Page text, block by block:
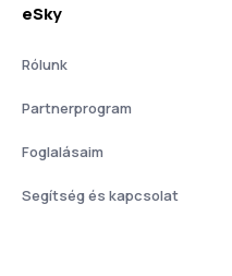
eSky
Rólunk
Partnerprogram
Foglalásaim
Segítség és kapcsolat